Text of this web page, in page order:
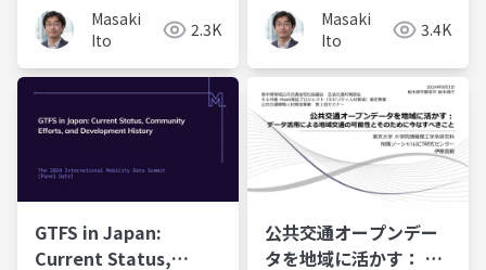
Masaki
Ito
2.3K
Masaki
Ito
3.4K
GTFS in Japan:
Current Status,
公共交通オープンデー
タを地域に活かす： デ